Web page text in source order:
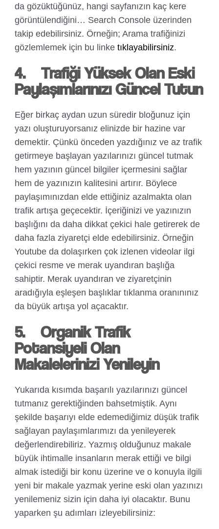
da gözüktüğünüz, hangi sayfanızın kaç kere
görüntülendiğini… Search Console üzerinden
takip edebilirsiniz. Örneğin; Arama trafiğinizi
gözlemlemek için bu linke tıklayabilirsiniz.
4. Trafiği Yüksek Olan Eski
Paylaşımlarınızı Güncel Tutun
Eğer birkaç aydan uzun süredir bloğunuz için
yazı oluşturuyorsanız elinizde bir hazine var
demektir. Çünkü önceden yazdığınız ve az trafik
getirmeye başlayan yazılarınızı güncel tutmak
hem yazının güncel bilgiler içermesini sağlar
hem de yazınızın kalitesini artırır. Böylece
paylaşımınızdan elde ettiğiniz azalmakta olan
trafik artışa geçecektir. İçeriğinizi ve yazınızın
başlığını da daha dikkat çekici hale getirerek de
daha fazla ziyaretçi elde edebilirsiniz. Örneğin
Youtube da dolaşırken çok izlenen videolar ilgi
çekici resme ve merak uyandıran başlığa
sahiptir. Merak uyandıran ve ziyaretçinin
aradığıyla eşleşen başlıklar tıklanma oranınınız
da büyük artışa yol açacaktır.
5. Organik Trafik
Potansiyeli Olan
Makalelerinizi Yenileyin
Yukarıda kısımda başarılı yazılarınızı güncel
tutmanız gerektiğinden bahsetmiştik. Aynı
şekilde başarıyı elde edemediğimiz düşük trafik
sağlayan paylaşımlarımızı da yenileyerek
değerlendirebiliriz. Yazmış olduğunuz makale
büyük ihtimalle insanların merak ettiği ve bilgi
almak istediği bir konu üzerine ve o konuyla ilgili
yeni bir makale yazmak yerine eski olan yazınızı
yenilemeniz sizin için daha iyi olacaktır. Bunu
yaparken şu adımları izleyebilirsiniz: